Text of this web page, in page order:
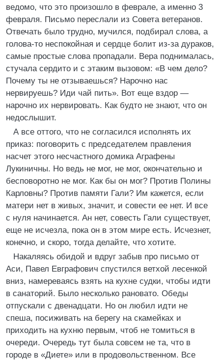
ведомо, что это произошло в феврале, а именно 3
февраля. Письмо переслали из Совета ветеранов.
Отвечать было трудно, мучился, подбирал слова, а
голова-то неспокойная и сердце болит из-за дураков,
самые простые слова пропадали. Вера поднималась,
стучала сердито и с этаким вызовом: «В чем дело?
Почему ты не отзываешься? Нарочно нас
нервируешь? Иди чай пить». Вот еще вздор —
нарочно их нервировать. Как будто не знают, что он
недослышит.
А все оттого, что не согласился исполнять их
приказ: поговорить с председателем правления
насчет этого несчастного домика Аграфены
Лукиничны. Но ведь не мог, не мог, окончательно и
бесповоротно не мог. Как бы он мог? Против Полины
Карловны? Против памяти Гали? Им кажется, если
матери нет в живых, значит, и совести ее нет. И все
с нуля начинается. Ан нет, совесть Гали существует,
еще не исчезла, пока он в этом мире есть. Исчезнет,
конечно, и скоро, тогда делайте, что хотите.
Накаляясь обидой и вдруг забыв про письмо от
Аси, Павел Евграфович спустился ветхой лесенкой
вниз, намереваясь взять на кухне судки, чтобы идти
в санаторий. Было несколько рановато. Обеды
отпускали с двенадцати. Но он любил идти не
спеша, посиживать на берегу на скамейках и
приходить на кухню первым, чтоб не томиться в
очереди. Очередь тут была совсем не та, что в
городе в «Диете» или в продовольственном. Все